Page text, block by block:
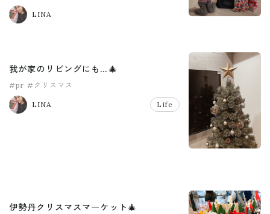
LINA
我が家のリビングにも…🎄
#pr #クリスマス
LINA Life
伊勢丹クリスマスマーケット🎄